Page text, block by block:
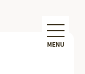
MENU